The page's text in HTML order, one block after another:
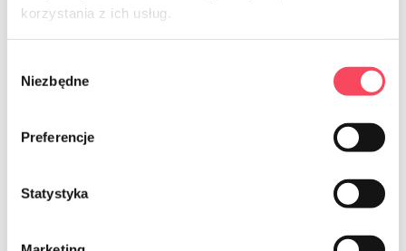
korzystania z ich usług.
zgody
Niezbędne
Preferencje
Statystyka
- +
Prihláste sa na odber noviniek